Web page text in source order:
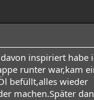
inspiriert habe
runter war,kam
befüllt,alles wieder
machen.Später